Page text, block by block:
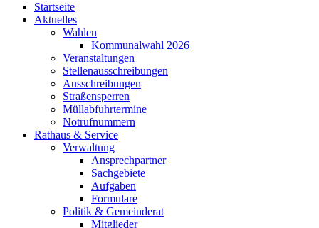
Startseite
Aktuelles
Wahlen
Kommunalwahl 2026
Veranstaltungen
Stellenausschreibungen
Ausschreibungen
Straßensperren
Müllabfuhrtermine
Notrufnummern
Rathaus & Service
Verwaltung
Ansprechpartner
Sachgebiete
Aufgaben
Formulare
Politik & Gemeinderat
Mitglieder